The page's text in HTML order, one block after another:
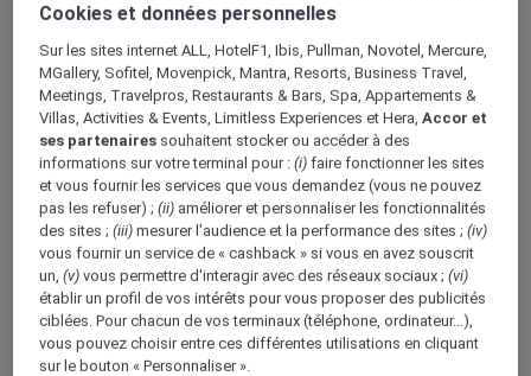
1/7
ÉGYPTE
Mövenpick Aswan
Cookies et données personnelles
Sur les sites internet ALL, HotelF1, Ibis, Pullman, Novotel, Mercure,
MGallery, Sofitel, Movenpick, Mantra, Resorts, Business Travel,
Meetings, Travelpros, Restaurants & Bars, Spa, Appartements &
Villas, Activities & Events, Limitless Experiences et Hera,Accor et
ses partenaires souhaitent stocker ou accéder à des
informations sur votre terminal pour :(i) faire fonctionner les sites
et vous fournir les services que vous demandez (vous ne pouvez
pas les refuser) ;(ii) améliorer et personnaliser les fonctionnalités
des sites ;(iii) mesurer l'audience et la performance des sites ;(iv)
vous fournir un service de « cashback » si vous en avez souscrit
un,(v) vous permettre d'interagir avec des réseaux sociaux ;(vi)
établir un profil de vos intérêts pour vous proposer des publicités
ciblées. Pour chacun de vos terminaux (téléphone, ordinateur…),
vous pouvez choisir entre ces différentes utilisations en cliquant
sur le bouton « Personnaliser ».